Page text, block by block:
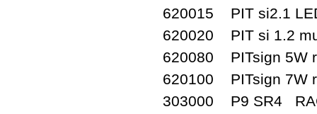
620015 PIT si2.1
620020 PIT si 1.2
620080 PITsign 5W
620100 PITsign 7W
303000 P9 SR4